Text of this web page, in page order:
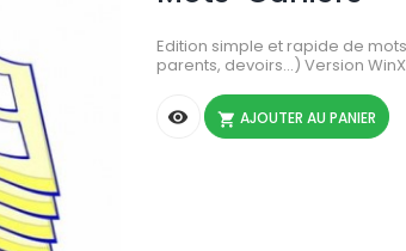
Edition simple et rapide de
parents, devoirs...) Version
  AJOUTER AU PANIER